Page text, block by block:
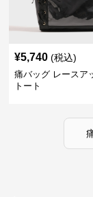
¥5,740 (税込)
痛バッグ レースア
トート